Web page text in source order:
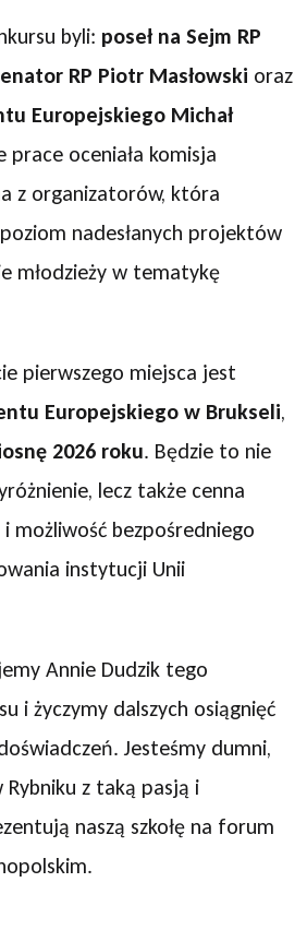
byli: poseł na Sejm RP
RP Piotr Masłowski oraz
Europejskiego Michał
prace oceniała komisja
z organizatorów, która
nadesłanych projektów
młodzieży w tematykę
pierwszego miejsca jest
Europejskiego w Brukseli,
2026 roku. Będzie to nie
lecz także cenna
możliwość bezpośredniego
instytucji Unii
Annie Dudzik tego
i życzymy dalszych osiągnięć
Jesteśmy dumni,
Rybniku z taką pasją i
naszą szkołę na forum